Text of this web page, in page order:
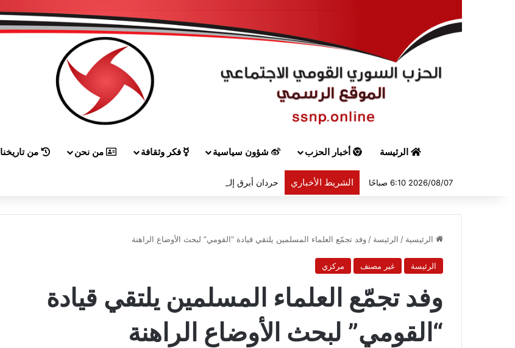
الرئيسة أخبار الحزب شؤون سياسية فكر وثقافة من نحن من تاريخنا
2026/08/07 6:10 صباحًا الشريط الأخباري حردان أبرق إلى هيكل مهنئاً بمناسبة عيد الجيش
الرئيسية / الرئيسة / وفد تجمّع العلماء المسلمين يلتقي قيادة “القومي” لبحث الأوضاع الراهنة
الرئيسة غير مصنف مركزي
وفد تجمّع العلماء المسلمين يلتقي قيادة
“القومي” لبحث الأوضاع الراهنة